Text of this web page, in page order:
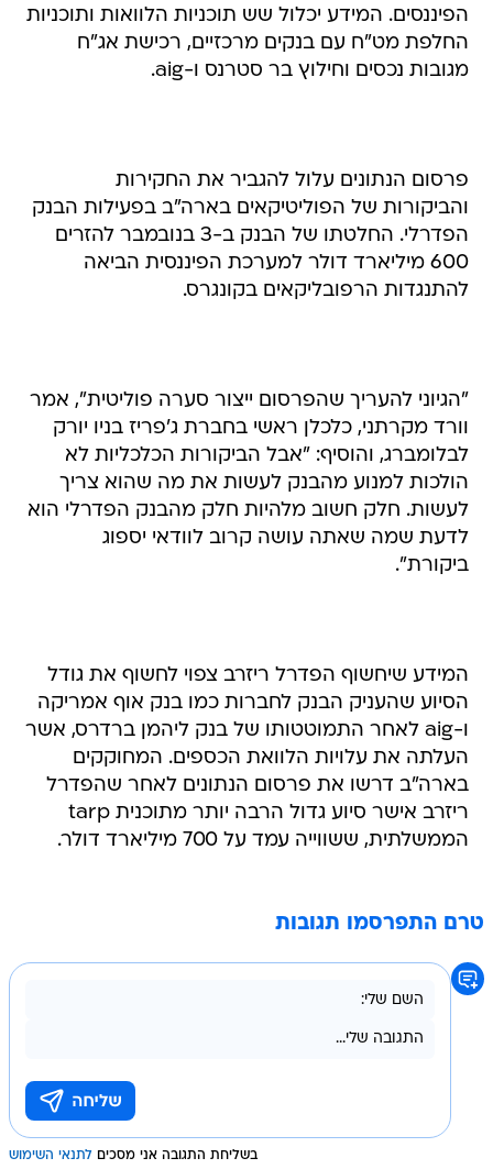
הפיננסים. המידע יכלול שש תוכניות הלוואות ותוכניות
החלפת מט"ח עם בנקים מרכזיים, רכישת אג"ח
מגובות נכסים וחילוץ בר סטרנס ו-aig.
פרסום הנתונים עלול להגביר את החקירות
והביקורות של הפוליטיקאים בארה"ב בפעילות הבנק
הפדרלי. החלטתו של הבנק ב-3 בנובמבר להזרים
600 מיליארד דולר למערכת הפיננסית הביאה
להתנגדות הרפובליקאים בקונגרס.
"הגיוני להעריך שהפרסום ייצור סערה פוליטית", אמר
וורד מקרתני, כלכלן ראשי בחברת ג'פריז בניו יורק
לבלומברג, והוסיף: "אבל הביקורות הכלכליות לא
הולכות למנוע מהבנק לעשות את מה שהוא צריך
לעשות. חלק חשוב מלהיות חלק מהבנק הפדרלי הוא
לדעת שמה שאתה עושה קרוב לוודאי יספוג
ביקורת".
המידע שיחשוף הפדרל ריזרב צפוי לחשוף את גודל
הסיוע שהעניק הבנק לחברות כמו בנק אוף אמריקה
ו-aig לאחר התמוטטותו של בנק ליהמן ברדרס, אשר
העלתה את עלויות הלוואת הכספים. המחוקקים
בארה"ב דרשו את פרסום הנתונים לאחר שהפדרל
ריזרב אישר סיוע גדול הרבה יותר מתוכנית tarp
הממשלתית, ששווייה עמד על 700 מיליארד דולר.
טרם התפרסמו תגובות
בשליחת התגובה אני מסכים לתנאי השימוש